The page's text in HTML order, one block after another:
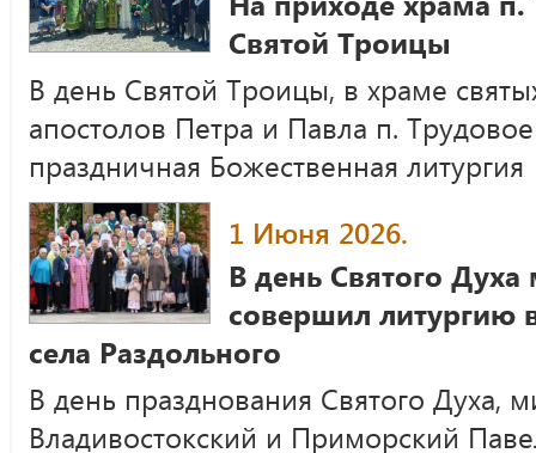
Святой Троицы
В день Святой Троицы, в храме
апостолов Петра и Павла п.
праздничная Божественная литургия
1 Июня 2026.
В день Святого
совершил литургию
села Раздольного
В день празднования Святого Духа,
Владивостокский и Приморский